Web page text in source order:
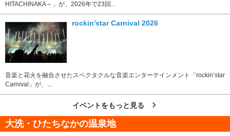
HITACHINAKA～」が、2026年で23回...
rockin’star Carnival 2026
音楽と花火を融合させたスペクタクルな音楽エンターテインメント「rockin’star
Carnival」が、...
イベントをもっと見る
大洗・ひたちなかの温泉地